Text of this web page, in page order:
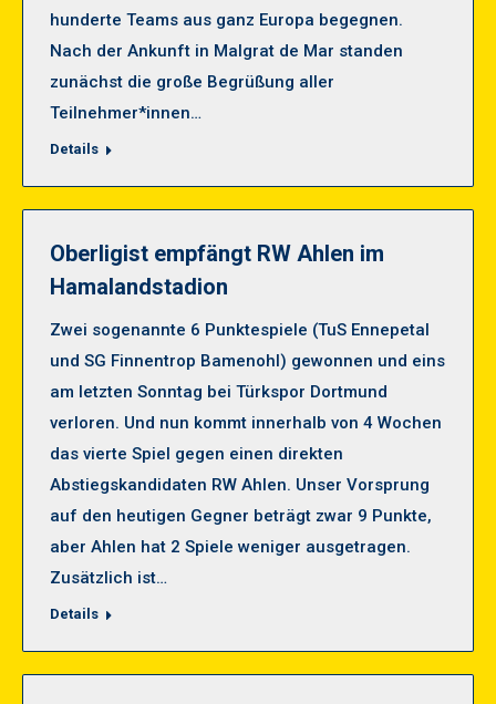
hunderte Teams aus ganz Europa begegnen.
Nach der Ankunft in Malgrat de Mar standen
zunächst die große Begrüßung aller
Teilnehmer*innen…
Details
Oberligist empfängt RW Ahlen im
Hamalandstadion
Zwei sogenannte 6 Punktespiele (TuS Ennepetal
und SG Finnentrop Bamenohl) gewonnen und eins
am letzten Sonntag bei Türkspor Dortmund
verloren. Und nun kommt innerhalb von 4 Wochen
das vierte Spiel gegen einen direkten
Abstiegskandidaten RW Ahlen. Unser Vorsprung
auf den heutigen Gegner beträgt zwar 9 Punkte,
aber Ahlen hat 2 Spiele weniger ausgetragen.
Zusätzlich ist…
Details